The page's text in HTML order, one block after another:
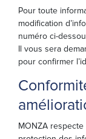
Pour toute
modification
numéro ci-
Il vous sera
pour confirmer
MONZA